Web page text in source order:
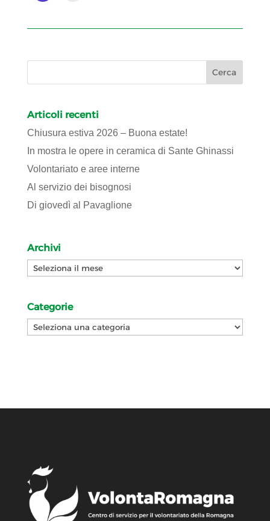
Articoli recenti
Chiusura estiva 2026 – Buona estate!
In mostra le opere in ceramica di Sante Ghinassi
Volontariato e aree interne
Al servizio dei bisognosi
Di giovedì al Pavaglione
Archivi
Archivi
Categorie
Categorie